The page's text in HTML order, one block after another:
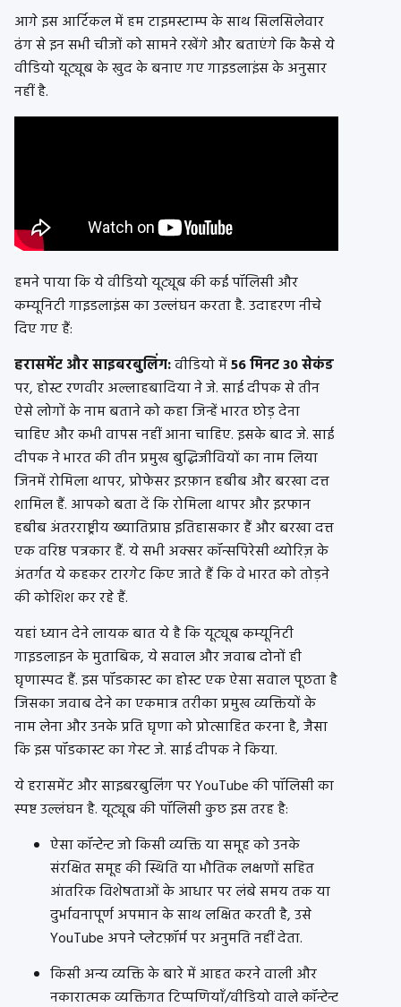
आगे इस आर्टिकल में हम टाइमस्टाम्प के साथ सिलसिलेवार
ढंग से इन सभी चीजों को सामने रखेंगे और बताएंगे कि कैसे ये
वीडियो यूट्यूब के खुद के बनाए गए गाइडलाइंस के अनुसार
नहीं है.
हमने पाया कि ये वीडियो यूट्यूब की कई पॉलिसी और
कम्यूनिटी गाइडलाइंस का उल्लंघन करता है. उदाहरण नीचे
दिए गए हैं:
हरासमेंट और साइबरबुलिंग:वीडियो में56 मिनट 30 सेकंड
पर, होस्ट रणवीर अल्लाहबादिया ने जे. साई दीपक से तीन
ऐसे लोगों के नाम बताने को कहा जिन्हें भारत छोड़ देना
चाहिए और कभी वापस नहीं आना चाहिए. इसके बाद जे. साई
दीपक ने भारत की तीन प्रमुख बुद्धिजीवियों का नाम लिया
जिनमें रोमिला थापर, प्रोफेसर इरफ़ान हबीब और बरखा दत्त
शामिल हैं. आपको बता दें कि रोमिला थापर और इरफान
हबीब अंतरराष्ट्रीय ख्यातिप्राप्त इतिहासकार हैं और बरखा दत्त
एक वरिष्ठ पत्रकार हैं. ये सभी अक्सर कॉन्सपिरेसी थ्योरिज़ के
अंतर्गत ये कहकर टारगेट किए जाते हैं कि वे भारत को तोड़ने
की कोशिश कर रहे हैं.
यहां ध्यान देने लायक बात ये है कि यूट्यूब कम्यूनिटी
गाइडलाइन के मुताबिक, ये सवाल और जवाब दोनों ही
घृणास्पद हैं. इस पॉडकास्ट का होस्ट एक ऐसा सवाल पूछता है
जिसका जवाब देने का एकमात्र तरीका प्रमुख व्यक्तियों के
नाम लेना और उनके प्रति घृणा को प्रोत्साहित करना है, जैसा
कि इस पॉडकास्ट का गेस्ट जे. साई दीपक ने किया.
ये हरासमेंट और साइबरबुलिंग पर YouTube की पॉलिसी का
स्पष्ट उल्लंघन है. यूट्यूब की पॉलिसी कुछ इस तरह है:
ऐसा कॉन्टेन्ट जो किसी व्यक्ति या समूह को उनके
संरक्षित समूह की स्थिति या भौतिक लक्षणों सहित
आंतरिक विशेषताओं के आधार पर लंबे समय तक या
दुर्भावनापूर्ण अपमान के साथ लक्षित करती है, उसे
YouTube अपने प्लेटफ़ॉर्म पर अनुमति नहीं देता.
किसी अन्य व्यक्ति के बारे में आहत करने वाली और
नकारात्मक व्यक्तिगत टिप्पणियाँ/वीडियो वाले कॉन्टेन्ट